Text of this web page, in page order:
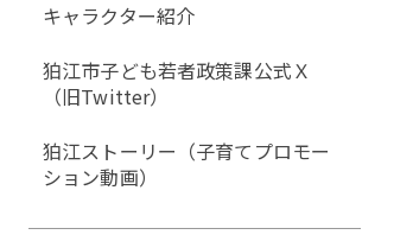
キャラクター紹介
狛江市子ども若者政策課公式Ｘ
（旧Twitter）
狛江ストーリー（子育てプロモー
ション動画）